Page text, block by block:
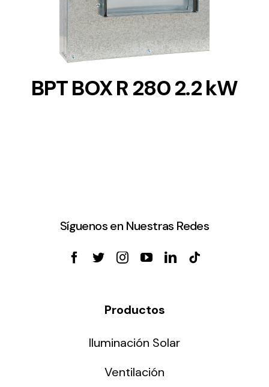
BPT BOX R 280 2.2 kW
Síguenos en Nuestras Redes
Productos
Iluminación Solar
Ventilación